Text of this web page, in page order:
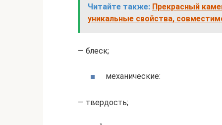
Читайте также: Прекрасный
уникальные свойства,
— блеск;
механические:
— твердость;